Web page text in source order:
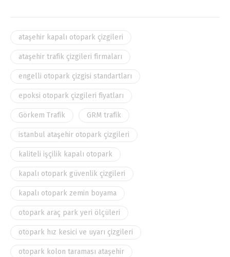
ataşehir kapalı otopark çizgileri
ataşehir trafik çizgileri firmaları
engelli otopark çizgisi standartları
epoksi otopark çizgileri fiyatları
Görkem Trafik GRM trafik
istanbul ataşehir otopark çizgileri
kaliteli işçilik kapalı otopark
kapalı otopark güvenlik çizgileri
kapalı otopark zemin boyama
otopark araç park yeri ölçüleri
otopark hız kesici ve uyarı çizgileri
otopark kolon taraması ataşehir